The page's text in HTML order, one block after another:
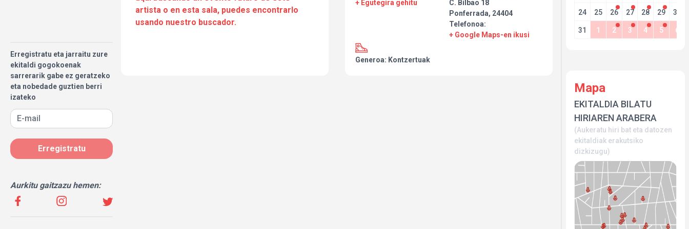
Erregistratu eta jarraitu zure
ekitaldi gogokoenak
sarrerarik gabe ez geratzeko
eta nobedade guztien berri
izateko
Erregistratu
Aurkitu gaitzazu hemen:
Porque las leyendas no mueren.
Simplemente… renacen sobre el
artista o en esta sala, puedes encontrarlo
usando nuestro buscador.
+ Egutegira gehitu
C. Bilbao 18
Ponferrada, 24404
Telefonoa:
+ Google Maps-en ikusi
Generoa: Kontzertuak
24 25 26 27 28 29 30
31 1 2 3 4 5 6
Mapa
EKITALDIA BILATU
HIRIAREN ARABERA
(Aukeratu hiri bat eta datozen
ekitaldiak erakutsiko
dizkizugu)